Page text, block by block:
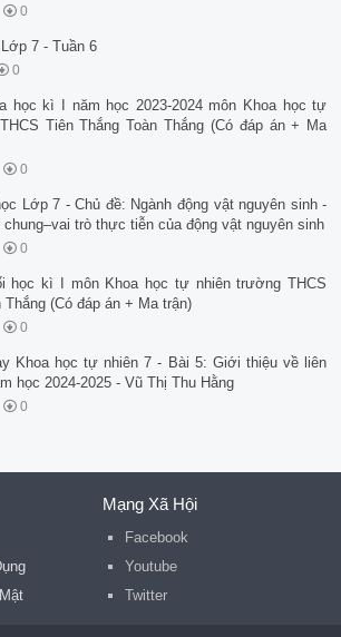
0
7 - Tuần 6
0
học kì I năm học 2023-2024 môn Khoa học tự
Tiên Thắng Toàn Thắng (Có đáp án + Ma
0
Lớp 7 - Chủ đề: Ngành động vật nguyên sinh -
trò thực tiễn của động vật nguyên sinh
0
học kì I môn Khoa học tự nhiên trường THCS
Thắng (Có đáp án + Ma trận)
0
Khoa học tự nhiên 7 - Bài 5: Giới thiệu về liên
học 2024-2025 - Vũ Thị Thu Hằng
0
Mạng Xã Hội
Facebook
Youtube
Twitter